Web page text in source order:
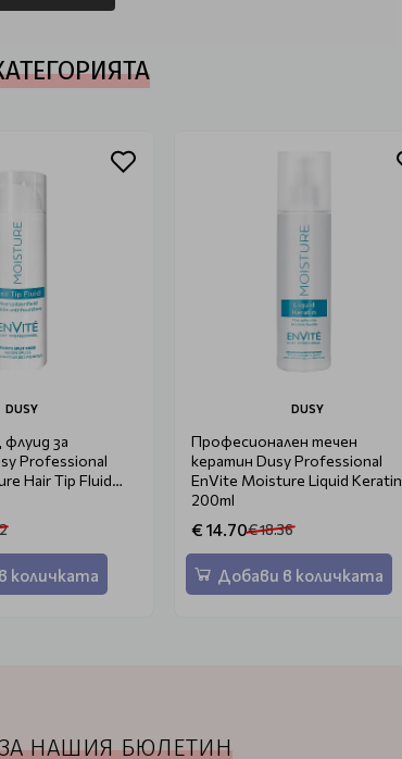
DUSY
за
Professional
Hair Tip Fluid
количката
DUSY
Професионален течен
кератин Dusy Professional
EnVite Moisture Liquid Keratin
200ml
€ 14.70€ 18.36
Добави в количката
НАШИЯ БЮЛЕТИН